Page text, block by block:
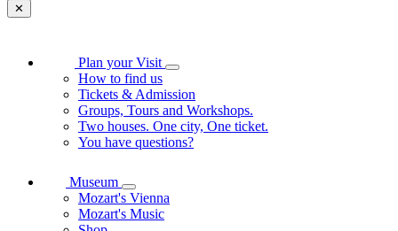
✕
Plan your Visit
How to find us
Tickets & Admission
Groups, Tours and Workshops.
Two houses. One city, One ticket.
You have questions?
Museum
Mozart's Vienna
Mozart's Music